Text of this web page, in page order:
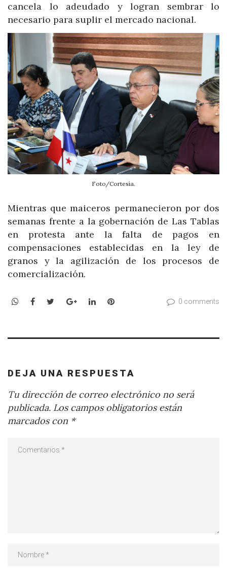
cancela lo adeudado y logran sembrar lo
necesario para suplir el mercado nacional.
Foto/Cortesía.
Mientras que maiceros permanecieron por dos
semanas frente a la gobernación de Las Tablas
en protesta ante la falta de pagos en
compensaciones establecidas en la ley de
granos y la agilización de los procesos de
comercialización.
WhatsApp
Facebook
TwitterGoogle+LinkedInPinterest 0 comments
DEJA UNA RESPUESTA
Tu dirección de correo electrónico no será
publicada. Los campos obligatorios están
marcados con *